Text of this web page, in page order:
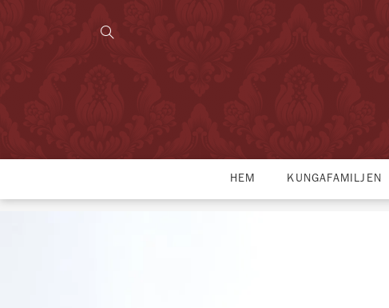
HEM KUNGAFAMILJEN